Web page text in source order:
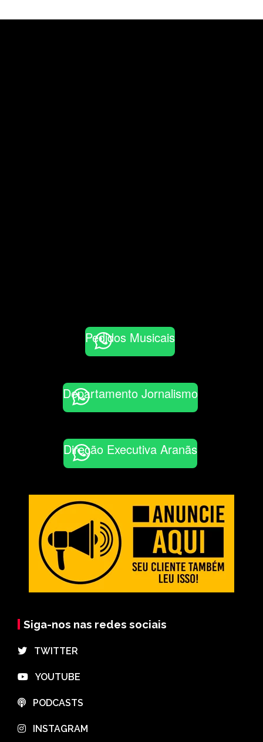
Pedidos Musicais
Departamento Jornalismo
Direção Executiva Aranãs
Siga-nos nas redes sociais
⠀TWITTER
⠀YOUTUBE
⠀PODCASTS
⠀INSTAGRAM